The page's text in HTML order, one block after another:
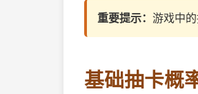
重要提示： 游戏中
基础抽卡概